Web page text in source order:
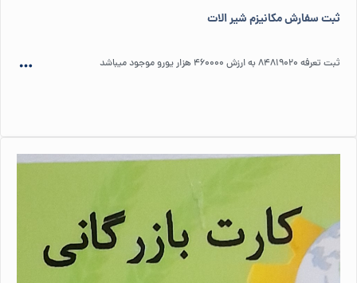
ثبت سفارش مکانیزم شیر الات
ثبت تعرفه ۸۴۸۱۹۰۲۰ به ارزش ۴۶۰۰۰۰ هزار یورو موجود میباشد